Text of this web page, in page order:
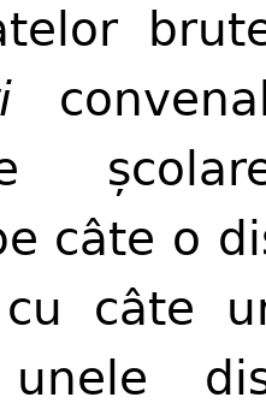
câte o
câte